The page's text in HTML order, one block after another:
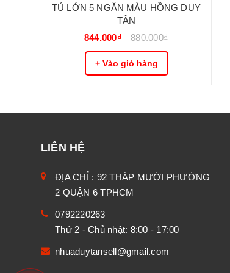
TỦ LỚN 5 NGĂN MÀU HỒNG DUY
TÂN
844.000₫
880.000₫
+ Vào giỏ hàng
LIÊN HỆ
ĐỊA CHỈ : 92 THÁP MƯỜI PHƯỜNG
2 QUẬN 6 TPHCM
0792220263
Thứ 2 - Chủ nhật: 8:00 - 17:00
nhuaduytansell@gmail.com